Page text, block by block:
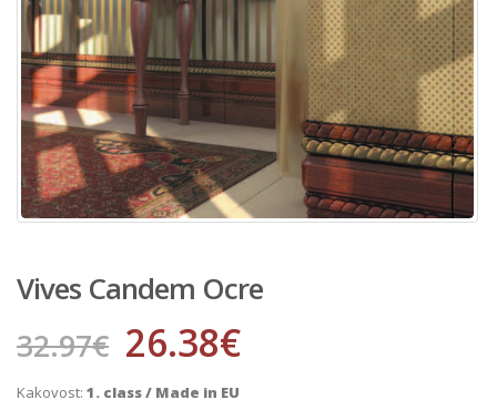
Vives Candem Ocre
32.97€ 26.38€
Kakovost: 1. class / Made in EU